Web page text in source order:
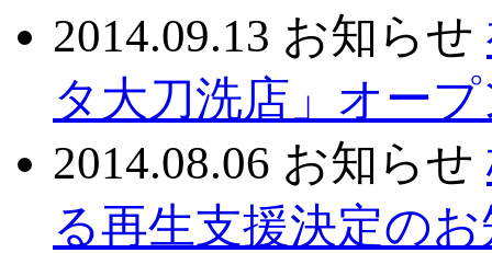
2014.09.13 お知らせ
タ大刀洗店」オー
2014.08.06 お知らせ
る再生支援決定の